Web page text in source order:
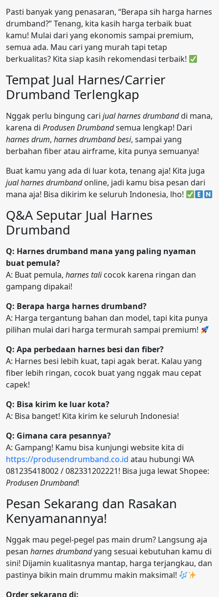
Pasti banyak yang penasaran, “Berapa sih harga harnes
drumband?” Tenang, kita kasih harga terbaik buat
kamu! Mulai dari yang ekonomis sampai premium,
semua ada. Mau cari yang murah tapi tetap
berkualitas? Kita siap kasih rekomendasi terbaik!
Tempat Jual Harnes/Carrier
Drumband Terlengkap
Nggak perlu bingung cari jual harnes drumbanddi mana,
karena di Produsen Drumbandsemua lengkap! Dari
harnes drum, harnes drumband besi, sampai yang
berbahan fiber atau airframe, kita punya semuanya!
Buat kamu yang ada di luar kota, tenang aja! Kita juga
jual harnes drumbandonline, jadi kamu bisa pesan dari
mana aja! Bisa dikirim ke seluruh Indonesia, lho!
Q&A Seputar Jual Harnes
Drumband
Q: Harnes drumband mana yang paling nyaman
buat pemula?
A: Buat pemula, harnes talicocok karena ringan dan
gampang dipakai!
Q: Berapa harga harnes drumband?
A: Harga tergantung bahan dan model, tapi kita punya
pilihan mulai dari harga termurah sampai premium!
Q: Apa perbedaan harnes besi dan fiber?
A: Harnes besi lebih kuat, tapi agak berat. Kalau yang
fiber lebih ringan, cocok buat yang nggak mau cepat
capek!
Q: Bisa kirim ke luar kota?
A: Bisa banget! Kita kirim ke seluruh Indonesia!
Q: Gimana cara pesannya?
A: Gampang! Kamu bisa kunjungi website kita di
https://produsendrumband.co.id atau hubungi WA
081235418002 / 082331202221! Bisa juga lewat Shopee:
Produsen Drumband!
Pesan Sekarang dan Rasakan
Kenyamanannya!
Nggak mau pegel-pegel pas main drum? Langsung aja
pesan harnes drumbandyang sesuai kebutuhan kamu di
sini! Dijamin kualitasnya mantap, harga terjangkau, dan
pastinya bikin main drummu makin maksimal!
Order sekarang di: